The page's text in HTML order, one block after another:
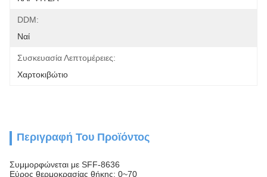
DDM:
Ναί
Συσκευασία Λεπτομέρειες:
Χαρτοκιβώτιο
Περιγραφή Του Προϊόντος
Συμμορφώνεται με SFF-8636
Εύρος θερμοκρασίας θήκης: 0~70